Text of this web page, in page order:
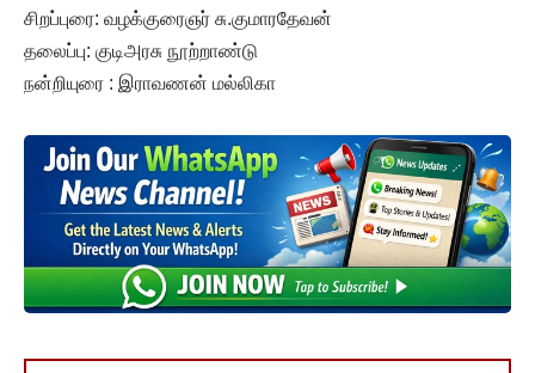
சிறப்புரை: வழக்குரைஞர் சு.குமாரதேவன்
தலைப்பு: குடிஅரசு நூற்றாண்டு
நன்றியுரை : இராவணன் மல்லிகா